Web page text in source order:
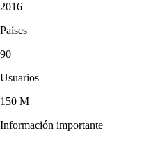
2016
Países
90
Usuarios
150 M
Información importante